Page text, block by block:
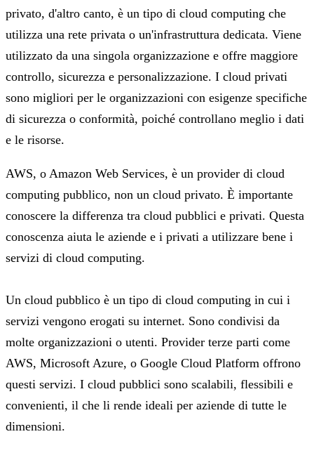
privato, d'altro canto, è un tipo di cloud computing che
utilizza una rete privata o un'infrastruttura dedicata. Viene
utilizzato da una singola organizzazione e offre maggiore
controllo, sicurezza e personalizzazione. I cloud privati
sono migliori per le organizzazioni con esigenze specifiche
di sicurezza o conformità, poiché controllano meglio i dati
e le risorse.
AWS, o Amazon Web Services, è un provider di cloud
computing pubblico, non un cloud privato. È importante
conoscere la differenza tra cloud pubblici e privati. Questa
conoscenza aiuta le aziende e i privati a utilizzare bene i
servizi di cloud computing.
Un cloud pubblico è un tipo di cloud computing in cui i
servizi vengono erogati su internet. Sono condivisi da
molte organizzazioni o utenti. Provider terze parti come
AWS, Microsoft Azure, o Google Cloud Platform offrono
questi servizi. I cloud pubblici sono scalabili, flessibili e
convenienti, il che li rende ideali per aziende di tutte le
dimensioni.